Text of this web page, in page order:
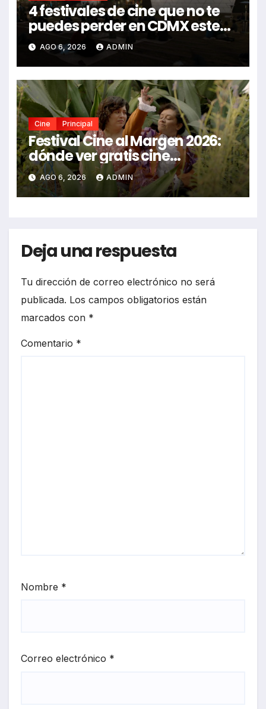
4 festivales de cine que no te
puedes perder en CDMX este
2026
AGO 6, 2026 ADMIN
Cine Principal
Festival Cine al Margen 2026:
dónde ver gratis cine
mexicano independiente en
CDMX y en línea
AGO 6, 2026 ADMIN
Deja una respuesta
Tu dirección de correo electrónico no será
publicada. Los campos obligatorios están
marcados con *
Comentario *
Nombre *
Correo electrónico *